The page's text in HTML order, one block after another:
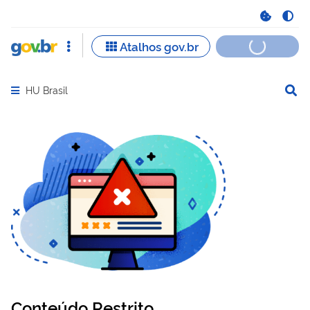
Abrir menu principal de navegação
HU Brasil